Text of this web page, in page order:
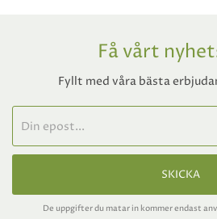
Få vårt
Fyllt med våra bästa
SKICKA
De uppgifter du matar in kommer endast